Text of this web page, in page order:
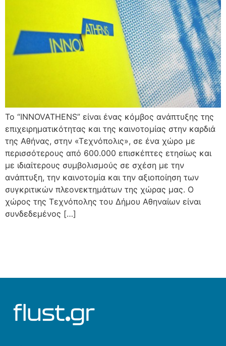
Το “ΙΝΝOVATHENS” είναι ένας κόμβος ανάπτυξης της
επιχειρηματικότητας και της καινοτομίας στην καρδιά
της Αθήνας, στην «Τεχνόπολις», σε ένα χώρο με
περισσότερους από 600.000 επισκέπτες ετησίως και
με ιδιαίτερους συμβολισμούς σε σχέση με την
ανάπτυξη, την καινοτομία και την αξιοποίηση των
συγκριτικών πλεονεκτημάτων της χώρας μας. Ο
χώρος της Τεχνόπολης του Δήμου Αθηναίων είναι
συνδεδεμένος […]